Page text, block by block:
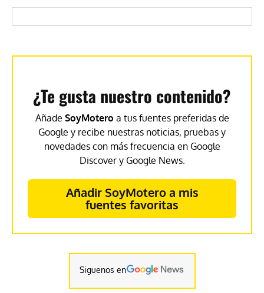
¿Te gusta nuestro contenido?
Añade SoyMotero a tus fuentes preferidas de
Google y recibe nuestras noticias, pruebas y
novedades con más frecuencia en Google
Discover y Google News.
Añadir SoyMotero a mis
fuentes favoritas
Siguenos en